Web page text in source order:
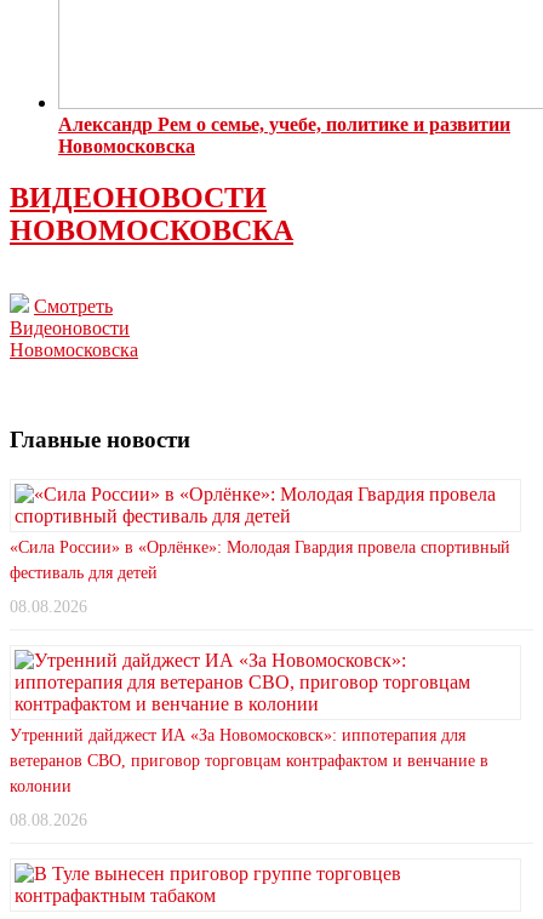
Александр Рем о семье, учебе, политике и развитии
Новомосковска
ВИДЕОНОВОСТИ
НОВОМОСКОВСКА
Смотреть
Видеоновости
Новомосковска
Главные новости
«Сила России» в «Орлёнке»: Молодая Гвардия провела спортивный
фестиваль для детей
08.08.2026
Утренний дайджест ИА «За Новомосковск»: иппотерапия для
ветеранов СВО, приговор торговцам контрафактом и венчание в
колонии
08.08.2026